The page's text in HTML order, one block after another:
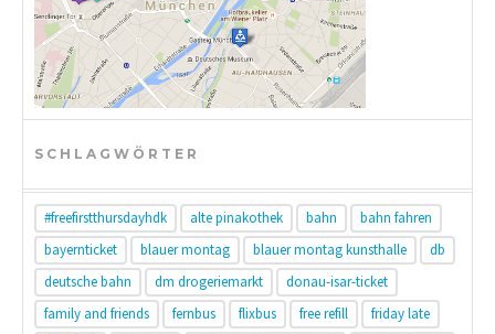
SCHLAGWÖRTER
#freefirstthursdayhdk alte pinakothek bahn
bahn fahren
bayernticket
blauer montag blauer montag kunsthalle
db
deutsche bahn
dm drogeriemarkt
donau-isar-ticket
family and friends
fernbus flixbus free refill
friday late